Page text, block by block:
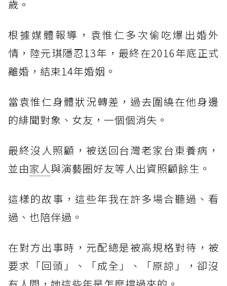
歲。
根據媒體報導，袁惟仁多次偷吃爆出婚外
情，陸元琪隱忍13年，最終在2016年底正式
離婚，結束14年婚姻。
當袁惟仁身體狀況轉差，過去圍繞在他身邊
的緋聞對象、女友，一個個消失。
最終沒人照顧，被送回台灣老家台東養病，
並由家人與演藝圈好友等人出資照顧餘生。
這樣的故事，這些年我在許多場合聽過、看
過、也陪伴過。
在對方出事時，元配總是被高規格對待，被
要求「回頭」、「成全」、「原諒」，卻沒